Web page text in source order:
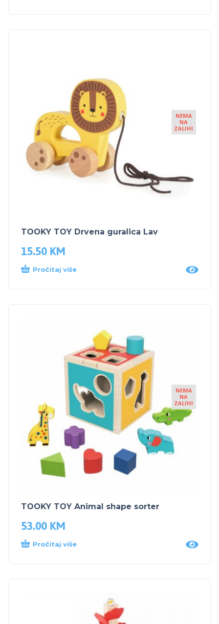
NEMA
NA
ZALIHI
TOOKY TOY Drvena guralica Lav
15.50 KM
Pročitaj više
NEMA
NA
ZALIHI
TOOKY TOY Animal shape sorter
53.00 KM
Pročitaj više